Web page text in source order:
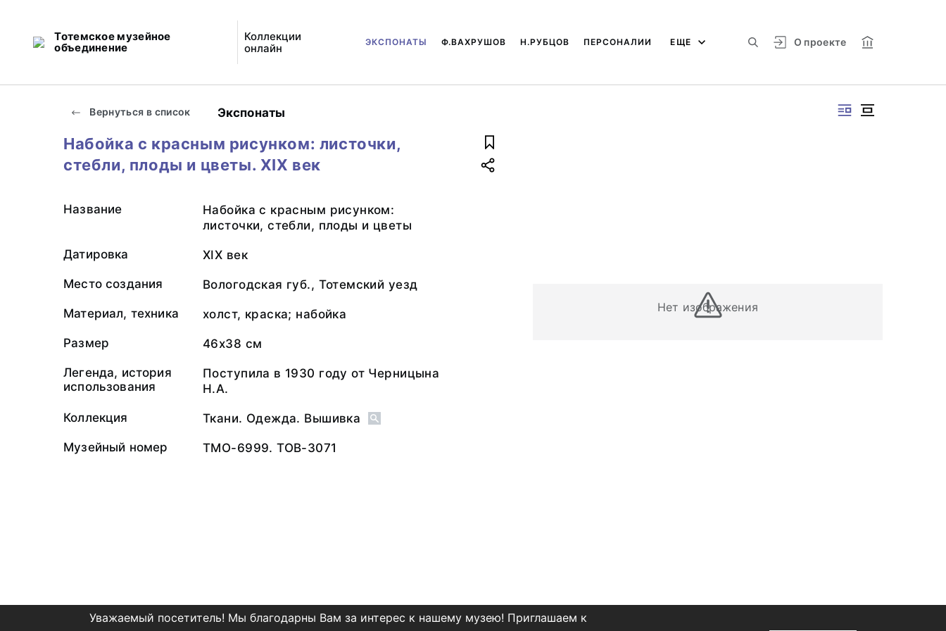
Тотемское музейное
объединение
Коллекции
онлайн
О проекте
ЭКСПОНАТЫ Ф.ВАХРУШОВ Н.РУБЦОВ ПЕРСОНАЛИИ ЕЩЕ
Вернуться в список Экспонаты
Нет изображения
Набойка с красным рисунком: листочки,
стебли, плоды и цветы. XIX век
Название
Набойка с красным рисунком:
листочки, стебли, плоды и цветы
Датировка XIX век
Место создания Вологодская губ., Тотемский уезд
Материал, техника холст, краска; набойка
Размер 46х38 см
Легенда, история
использования
Поступила в 1930 году от Черницына
Н.А.
Коллекция Ткани. Одежда. Вышивка
Музейный номер ТМО-6999. ТОВ-3071
Уважаемый посетитель! Мы благодарны Вам за интерес к нашему музею! Приглашаем к